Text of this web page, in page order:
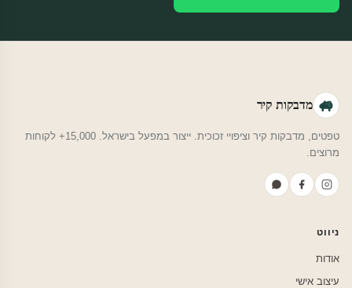
מדבקות קיר
טפטים, מדבקות קיר וציפויי זכוכית. ייצור במפעל בישראל. 15,000+ לקוחות
מרוצים.
ניווט
אודות
עיצוב אישי